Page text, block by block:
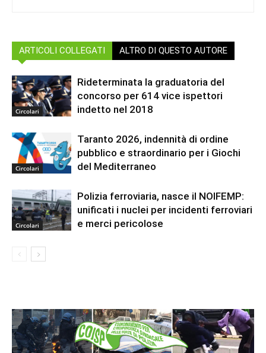
ARTICOLI COLLEGATI ALTRO DI QUESTO AUTORE
Circolari
Rideterminata la graduatoria del
concorso per 614 vice ispettori
indetto nel 2018
Circolari
Taranto 2026, indennità di ordine
pubblico e straordinario per i Giochi
del Mediterraneo
Circolari
Polizia ferroviaria, nasce il NOIFEMP:
unificati i nuclei per incidenti ferroviari
e merci pericolose